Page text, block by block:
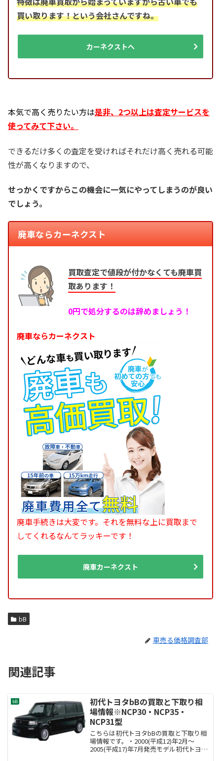
買い取ります！という会社さんですね。
カーネクストへ
本気で高く売りたい方は是非、2つ以上は査定サービスを
使ってみて下さい。
できるだけ多くの査定を受ければそれだけ高く売れる可能
性が高くなりますので、
せっかくですからこの機会に一気にやってしまうのが良い
でしょう。
廃車ならカーネクスト
買取査定で値段が付かなくても廃車買
取あります！
0円で処分するのは辞めましょう！
廃車ならカーネクスト
廃車手続きは大変です。それを無料な上に買取まで
してくれるなんてラッキーです！
廃車カーネクスト
bB
車売る価格調査部
関連記事
bB
初代トヨタbBの買取と下取り相
場情報※NCP30・NCP35・
NCP31型
こちらは初代トヨタbBの買取と下取り相
場情報です。・2000(平成12)年2月～
2005(平成17)年7月発売モデル初代トヨタ